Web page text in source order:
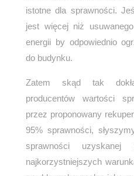
istotne dla sprawności.
jest więcej niż
energii by odpowiednio
do budynku.
Zatem skąd tak
producentów wartości
przez proponowany
95% sprawności,
sprawności
najkorzystniejszych